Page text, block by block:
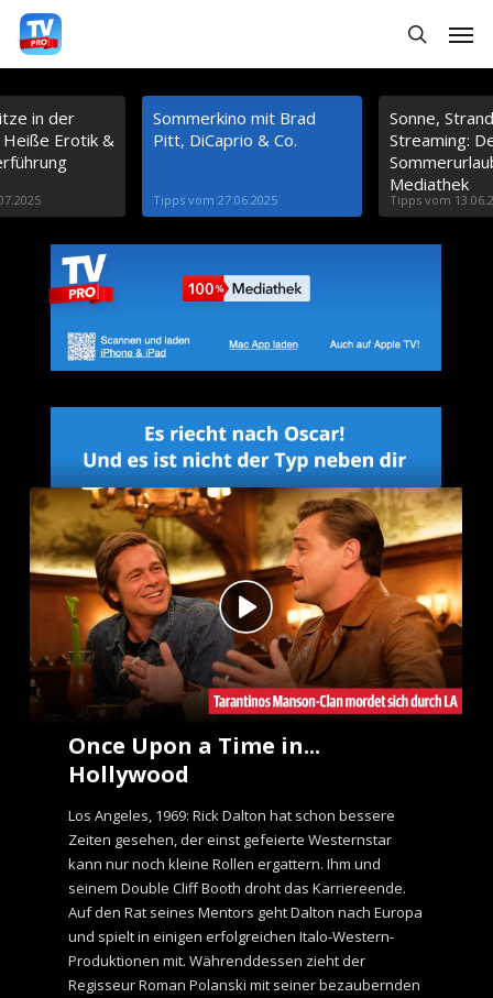
i
p
t
o
search
Menu
in der
Erotik &
Sommerkino mit Brad
Pitt, DiCaprio & Co.
Tipps vom 27.06.2025
Sonne,
Streaming:
Mediathek
Tipps vom
Once Upon a Time in...
Hollywood
Los Angeles, 1969: Rick Dalton hat schon bessere
Zeiten gesehen, der einst gefeierte Westernstar
kann nur noch kleine Rollen ergattern. Ihm und
seinem Double Cliff Booth droht das Karriereende.
Auf den Rat seines Mentors geht Dalton nach Europa
und spielt in einigen erfolgreichen Italo-Western-
Produktionen mit. Währenddessen zieht der
Regisseur Roman Polanski mit seiner bezaubernden